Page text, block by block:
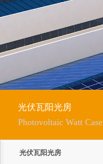
光伏瓦阳光房
Photovoltaic Watt Case
光伏瓦阳光房